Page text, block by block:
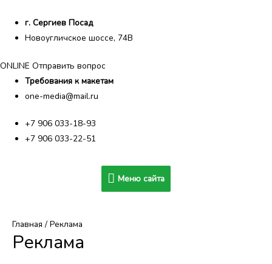
г. Сергиев Посад
Новоугличское шоссе, 74В
ONLINE Отправить вопрос
Требования к макетам
one-media@mail.ru
+7 906 033-18-93
+7 906 033-22-51
Меню
Меню сайта
Главная / Реклама
Реклама